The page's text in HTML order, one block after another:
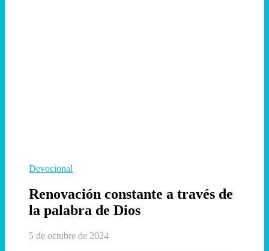
Devocional
Renovación constante a través de
la palabra de Dios
5 de octubre de 2024